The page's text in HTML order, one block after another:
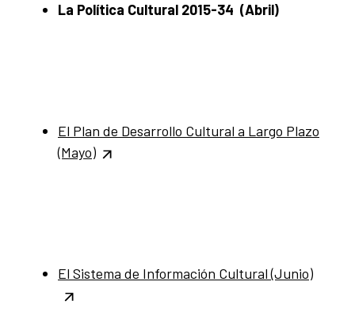
La Política Cultural 2015-34 (Abril)
El Plan de Desarrollo Cultural a Largo Plazo
(Mayo)
El Sistema de Información Cultural (Junio)